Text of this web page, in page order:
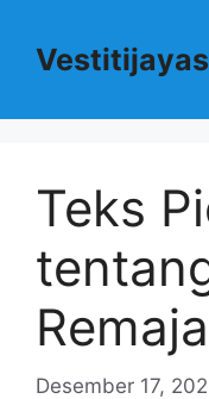
Teks
Remaja
Desember 17,